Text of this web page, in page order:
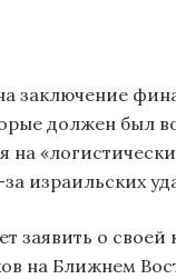
заключение
должен был
израильских
заявить о
на Ближнем